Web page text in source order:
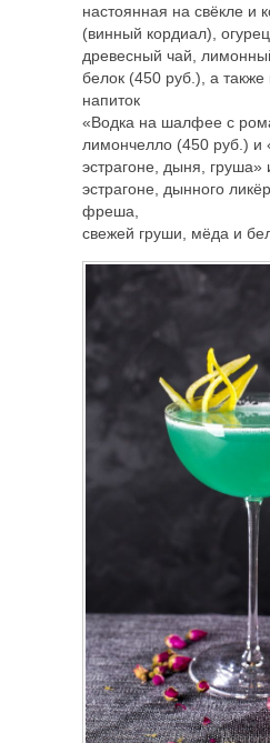
настоянная на свёкле и
(винный кордиал),
древесный чай,
белок (450 руб.), а также
напиток
«Водка на шалфее с
лимончелло (450 руб.) и
эстрагоне, дыня, груша»
эстрагоне, дынного
фреша,
свежей груши, мёда и